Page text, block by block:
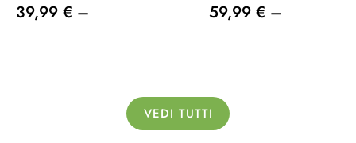
39,99 € – 59,99 € –
VEDI TUTTI